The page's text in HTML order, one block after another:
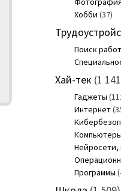
Хобби (37)
Поиск
Хай-тек (1
Гаджеты
Интернет
Компьютеры
Нейросети,
Программы